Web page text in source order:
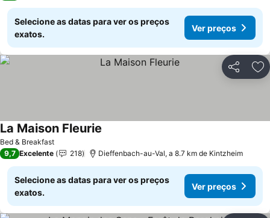
Selecione as datas para ver os preços
exatos.
Ver preços
Partilhar
Bed & Breakfast
La Maison Fleurie
9,7 Excelente 218 Dieffenbach-au-Val, a 8.7 km de Kintzheim
Selecione as datas para ver os preços
exatos.
Ver preços